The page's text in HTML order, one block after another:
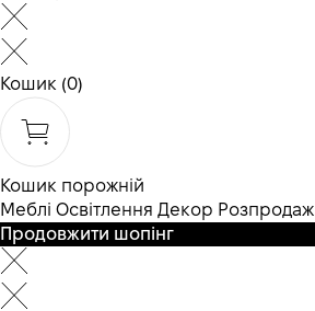
Кошик (0)
Кошик порожній
Меблі Освітлення Декор Розпродаж
Продовжити шопінг